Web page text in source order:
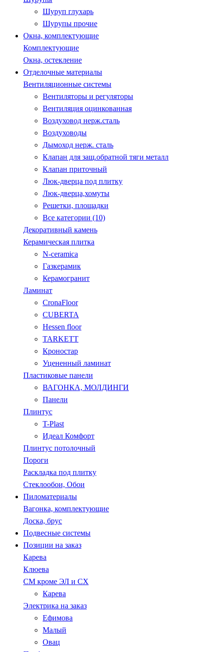
Шуруп глухарь
Шурупы прочие
Окна, комплектующие
Комплектующие
Окна, остекление
Отделочные материалы
Вентиляционные системы
Вентиляторы и регуляторы
Вентиляция оцинкованная
Воздуховод нерж.сталь
Воздуховоды
Дымоход нерж. сталь
Клапан для защ.обратной тяги металл
Клапан приточный
Люк-дверца под плитку
Люк-дверца,хомуты
Решетки, площадки
Все категории (10)
Декоративный камень
Керамическая плитка
N-ceramica
Газкерамик
Керамогранит
Ламинат
CronaFloor
CUBERTA
Hessen floor
TARKETT
Кроностар
Уцененный ламинат
Пластиковые панели
ВАГОНКА, МОЛДИНГИ
Панели
Плинтус
T-Plast
Идеал Комфорт
Плинтус потолочный
Пороги
Раскладка под плитку
Стеклообои, Обои
Пиломатериалы
Вагонка, комплектующие
Доска, брус
Подвесные системы
Позиции на заказ
Карева
Клюева
СМ кроме ЭЛ и СХ
Карева
Электрика на заказ
Ефимова
Малый
Овац